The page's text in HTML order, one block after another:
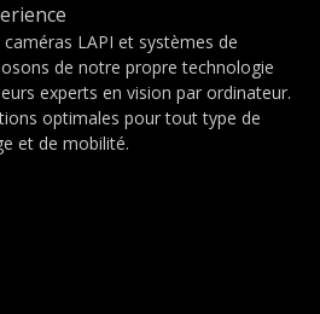
LAPI et systèmes de
de notre propre technologie
experts en vision par ordinateur.
optimales pour tout type de
et de mobilité.